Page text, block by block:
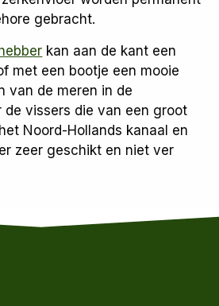
gebracht.
kan aan de kant een
met een bootje een mooie
van de meren in de
de vissers die van een groot
Noord-Hollands kanaal en
zeer geschikt en niet ver